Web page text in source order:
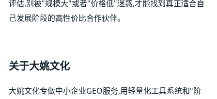
评估,别被"规模大"或者"价格低"迷惑,才能找到真正适合自
己发展阶段的高性价比合作伙伴。
关于大姚文化
大姚文化专做中小企业GEO服务,用轻量化工具系统和"阶